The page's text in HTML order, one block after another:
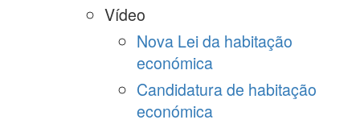
Vídeo
Nova Lei da habitação
económica
Candidatura de habitação
económica